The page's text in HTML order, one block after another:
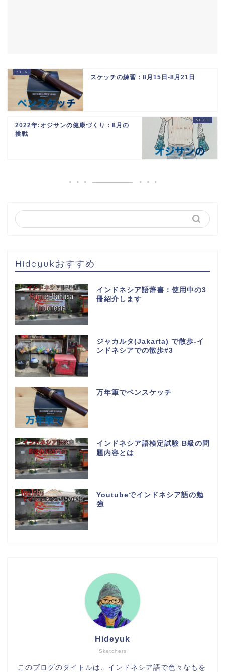
スケッチの練習：8月15日-8月21日
2022年:オジサンの健康づくり：8月の
挑戦
Hideyukおすすめ
インドネシア語辞書：使用中の3
冊紹介します
ジャカルタ(Jakarta) で散歩-イ
ンドネシアでの散歩#3
万年筆でペンスケッチ
インドネシア語検定試験 B級の問
題内容とは
Youtubeでインドネシア語の勉
強
Sketchers
Hideyuk
このブログのタイトルは、インドネシア語で色々なもを